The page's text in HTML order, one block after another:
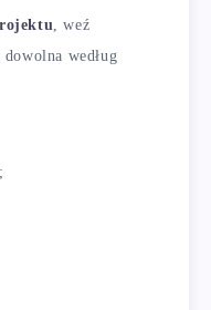
, weź
według